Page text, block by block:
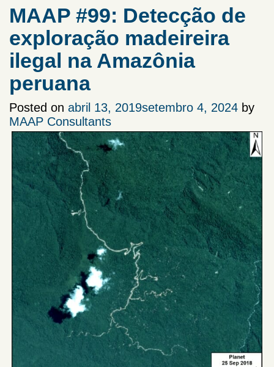
MAAP #99: Detecção de
exploração madeireira
ilegal na Amazônia
peruana
Posted on abril 13, 2019setembro 4, 2024 by
MAAP Consultants